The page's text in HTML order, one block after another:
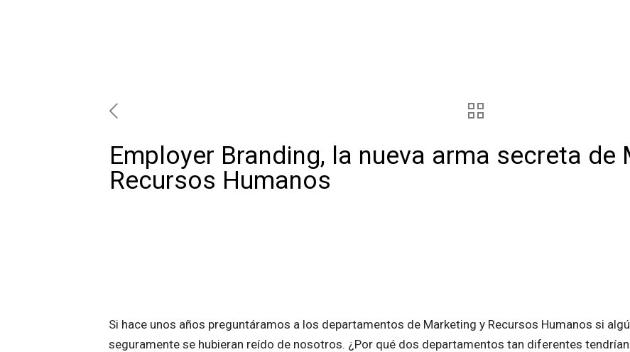
Employer Branding, la nueva arma secreta de
Recursos Humanos
Si hace unos años preguntáramos a los departamentos de Marketing y Recursos Humanos si
seguramente se hubieran reído de nosotros. ¿Por qué dos departamentos tan diferentes